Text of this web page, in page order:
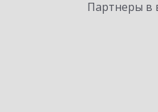
Партнеры в